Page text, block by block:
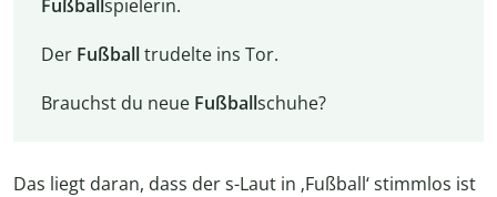
Fußball spielerin.
Der Fußballtrudelte ins Tor.
Brauchst du neue Fußballschuhe?
Das liegt daran, dass der s-Laut in ‚Fußball‘ stimmlos ist